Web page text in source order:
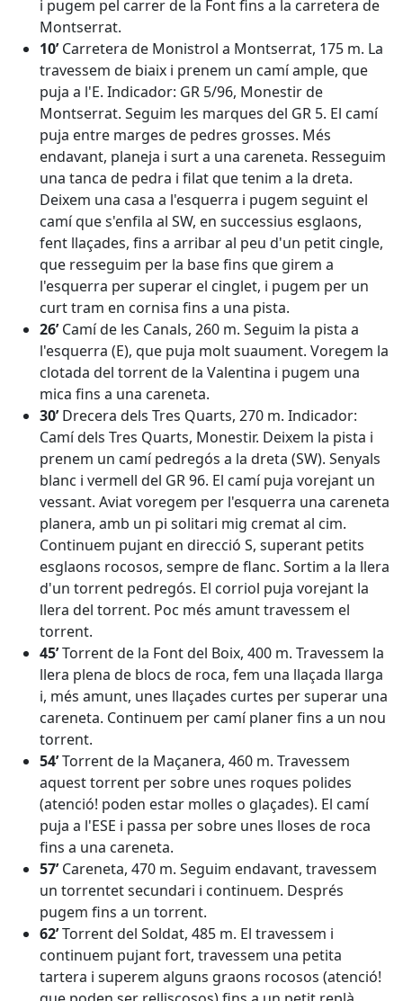
i pugem pel carrer de la Font fins a la carretera de
Montserrat.
10’Carretera de Monistrol a Montserrat, 175 m. La
travessem de biaix i prenem un camí ample, que
puja a l'E. Indicador: GR 5/96, Monestir de
Montserrat. Seguim les marques del GR 5. El camí
puja entre marges de pedres grosses. Més
endavant, planeja i surt a una careneta. Resseguim
una tanca de pedra i filat que tenim a la dreta.
Deixem una casa a l'esquerra i pugem seguint el
camí que s'enfila al SW, en successius esglaons,
fent llaçades, fins a arribar al peu d'un petit cingle,
que resseguim per la base fins que girem a
l'esquerra per superar el cinglet, i pugem per un
curt tram en cornisa fins a una pista.
26’Camí de les Canals, 260 m. Seguim la pista a
l'esquerra (E), que puja molt suaument. Voregem la
clotada del torrent de la Valentina i pugem una
mica fins a una careneta.
30’Drecera dels Tres Quarts, 270 m. Indicador:
Camí dels Tres Quarts, Monestir. Deixem la pista i
prenem un camí pedregós a la dreta (SW). Senyals
blanc i vermell del GR 96. El camí puja vorejant un
vessant. Aviat voregem per l'esquerra una careneta
planera, amb un pi solitari mig cremat al cim.
Continuem pujant en direcció S, superant petits
esglaons rocosos, sempre de flanc. Sortim a la llera
d'un torrent pedregós. El corriol puja vorejant la
llera del torrent. Poc més amunt travessem el
torrent.
45’Torrent de la Font del Boix, 400 m. Travessem la
llera plena de blocs de roca, fem una llaçada llarga
i, més amunt, unes llaçades curtes per superar una
careneta. Continuem per camí planer fins a un nou
torrent.
54’Torrent de la Maçanera, 460 m. Travessem
aquest torrent per sobre unes roques polides
(atenció! poden estar molles o glaçades). El camí
puja a l'ESE i passa per sobre unes lloses de roca
fins a una careneta.
57’Careneta, 470 m. Seguim endavant, travessem
un torrentet secundari i continuem. Després
pugem fins a un torrent.
62’Torrent del Soldat, 485 m. El travessem i
continuem pujant fort, travessem una petita
tartera i superem alguns graons rocosos (atenció!